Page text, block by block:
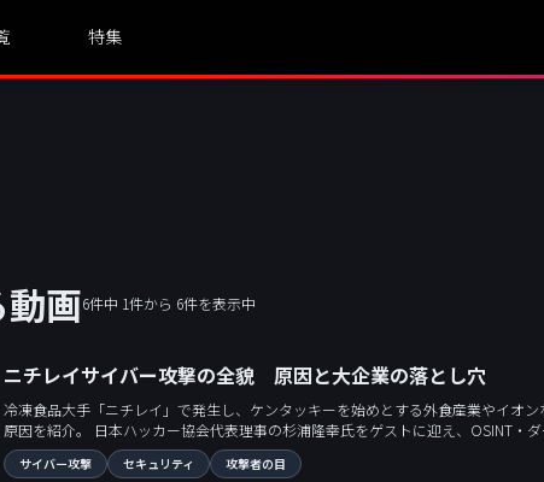
特集
画6件中 1件から 6件を表示中
ニチレイサイバー攻撃の全貌 原因と大企業の落とし穴
冷凍食品大手「ニチレイ」で発生し、ケンタッキーを始めとする外食産業やイオ
原因を紹介。 日本ハッカー協会代表理事の杉浦隆幸氏をゲストに迎え、OSINT・
富なDX人材の強み、その一方で狙われてしまった古いOSや不要なポート開放の
層から私たちが学ぶべき教訓を考えます。
サイバー攻撃 セキュリティ 攻撃者の目